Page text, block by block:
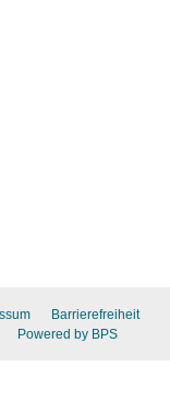
Barrierefreiheit
Powered by BPS